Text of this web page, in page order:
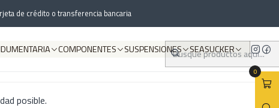
COMPONENTES SUSPENSIONES SEASUCKER
0
de crédito o transferencia bancaria
posible.